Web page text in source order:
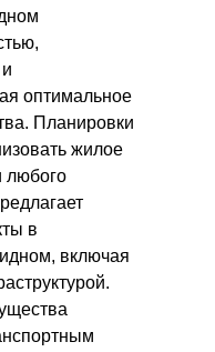
оптимальное
Планировки
жилое
любого
в
включая